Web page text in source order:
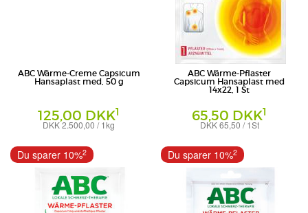
ABC Wärme-Creme Capsicum
Hansaplast med, 50 g
125,00 DKK1
DKK 2.500,00 / 1kg
Beiersdorf AG
ABC Wärme-Pflaster
Capsicum Hansaplast med
14x22, 1 St
65,50 DKK1
DKK 65,50 / 1St
Beiersdorf AG
Du sparer 10%2 Du sparer 10%2